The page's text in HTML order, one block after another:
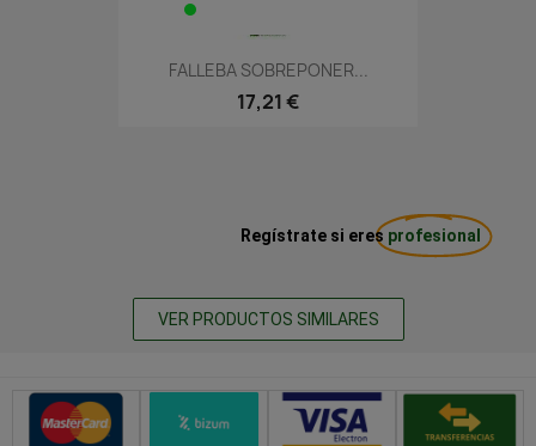
FALLEBA SOBREPONER...
17,21 €
Regístrate si eres profesional
VER PRODUCTOS SIMILARES
Métodos de pago seguros